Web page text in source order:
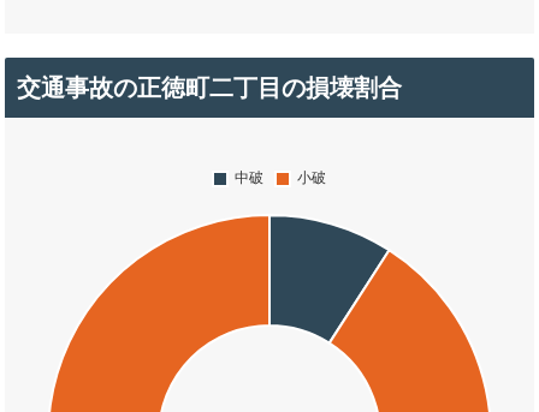
交通事故の正徳町二丁目の損壊割合